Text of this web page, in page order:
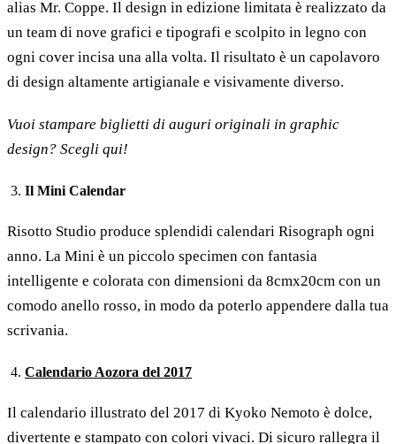
alias Mr. Coppe. Il design in edizione limitata è realizzato da
un team di nove grafici e tipografi e scolpito in legno con
ogni cover incisa una alla volta. Il risultato è un capolavoro
di design altamente artigianale e visivamente diverso.
Vuoi stampare biglietti di auguri originali in graphic
design? Scegli qui!
Il Mini Calendar
Risotto Studio produce splendidi calendari Risograph ogni
anno. La Mini è un piccolo specimen con fantasia
intelligente e colorata con dimensioni da 8cmx20cm con un
comodo anello rosso, in modo da poterlo appendere dalla tua
scrivania.
Calendario Aozora del 2017
Il calendario illustrato del 2017 di Kyoko Nemoto è dolce,
divertente e stampato con colori vivaci. Di sicuro rallegra il